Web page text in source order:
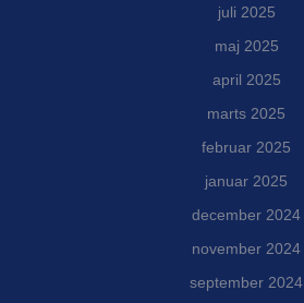
juli 2025
maj 2025
april 2025
marts 2025
februar 2025
januar 2025
december 2024
november 2024
september 2024